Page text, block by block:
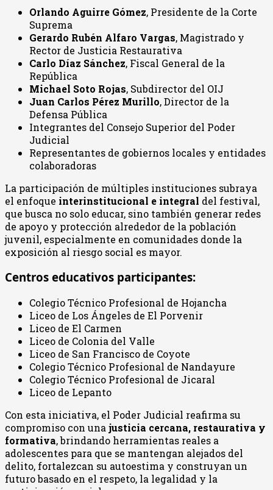
Orlando Aguirre Gómez, Presidente de la Corte
Suprema
Gerardo Rubén Alfaro Vargas, Magistrado y
Rector de Justicia Restaurativa
Carlo Díaz Sánchez, Fiscal General de la
República
Michael Soto Rojas, Subdirector del OIJ
Juan Carlos Pérez Murillo, Director de la
Defensa Pública
Integrantes del Consejo Superior del Poder
Judicial
Representantes de gobiernos locales y entidades
colaboradoras
La participación de múltiples instituciones subraya
el enfoque interinstitucional e integral del festival,
que busca no solo educar, sino también generar redes
de apoyo y protección alrededor de la población
juvenil, especialmente en comunidades donde la
exposición al riesgo social es mayor.
Centros educativos participantes:
Colegio Técnico Profesional de Hojancha
Liceo de Los Ángeles de El Porvenir
Liceo de El Carmen
Liceo de Colonia del Valle
Liceo de San Francisco de Coyote
Colegio Técnico Profesional de Nandayure
Colegio Técnico Profesional de Jicaral
Liceo de Lepanto
Con esta iniciativa, el Poder Judicial reafirma su
compromiso con una justicia cercana, restaurativa y
formativa, brindando herramientas reales a
adolescentes para que se mantengan alejados del
delito, fortalezcan su autoestima y construyan un
futuro basado en el respeto, la legalidad y la